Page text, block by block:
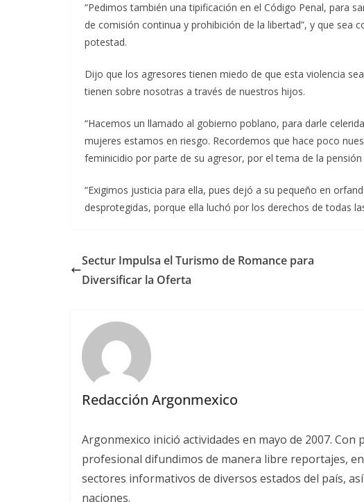
“Pedimos también una tipificación en el Código Penal, para
de comisión continua y prohibición de la libertad”, y que sea
potestad.
Dijo que los agresores tienen miedo de que esta violencia
tienen sobre nosotras a través de nuestros hijos.
“Hacemos un llamado al gobierno poblano, para darle
mujeres estamos en riesgo. Recordemos que hace poco
feminicidio por parte de su agresor, por el tema de la pensión
“Exigimos justicia para ella, pues dejó a su pequeño en
desprotegidas, porque ella luchó por los derechos de todas
Sectur Impulsa el Turismo de Romance para
Diversificar la Oferta
Redacción Argonmexico
Argonmexico inició actividades en mayo de 2007.
profesional difundimos de manera libre reportajes,
sectores informativos de diversos estados del país,
naciones.